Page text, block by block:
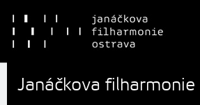
Janáčkova